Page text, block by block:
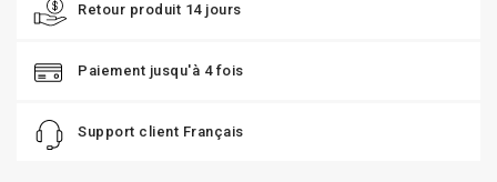
Retour produit 14 jours
Paiement jusqu'à 4 fois
Support client Français